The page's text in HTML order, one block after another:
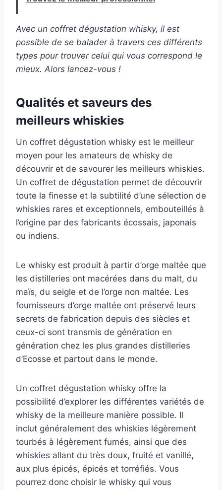
Avec un coffret dégustation whisky, il est
possible de se balader à travers ces différents
types pour trouver celui qui vous correspond le
mieux. Alors lancez-vous !
Qualités et saveurs des
meilleurs whiskies
Un coffret dégustation whisky est le meilleur
moyen pour les amateurs de whisky de
découvrir et de savourer les meilleurs whiskies.
Un coffret de dégustation permet de découvrir
toute la finesse et la subtilité d’une sélection de
whiskies rares et exceptionnels, embouteillés à
l’origine par des fabricants écossais, japonais
ou indiens.
Le whisky est produit à partir d’orge maltée que
les distilleries ont macérées dans du malt, du
maïs, du seigle et de l’orge non maltée. Les
fournisseurs d’orge maltée ont préservé leurs
secrets de fabrication depuis des siècles et
ceux-ci sont transmis de génération en
génération chez les plus grandes distilleries
d’Ecosse et partout dans le monde.
Un coffret dégustation whisky offre la
possibilité d’explorer les différentes variétés de
whisky de la meilleure manière possible. Il
inclut généralement des whiskies légèrement
tourbés à légèrement fumés, ainsi que des
whiskies allant du très doux, fruité et vanillé,
aux plus épicés, épicés et torréfiés. Vous
pourrez donc choisir le whisky qui vous